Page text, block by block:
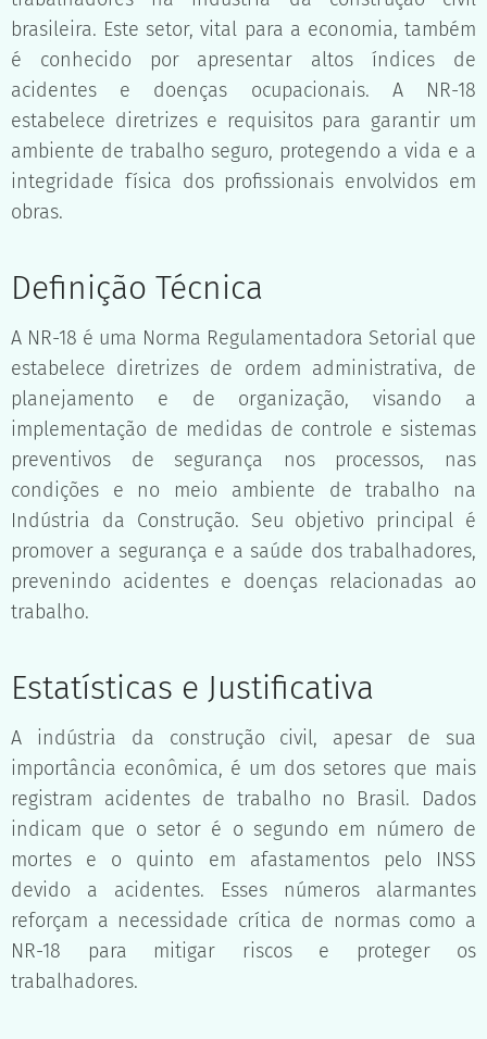
brasileira. Este setor, vital para a economia, também
é conhecido por apresentar altos índices de
acidentes e doenças ocupacionais. A NR-18
estabelece diretrizes e requisitos para garantir um
ambiente de trabalho seguro, protegendo a vida e a
integridade física dos profissionais envolvidos em
obras.
Definição Técnica
A NR-18 é uma Norma Regulamentadora Setorial que
estabelece diretrizes de ordem administrativa, de
planejamento e de organização, visando a
implementação de medidas de controle e sistemas
preventivos de segurança nos processos, nas
condições e no meio ambiente de trabalho na
Indústria da Construção. Seu objetivo principal é
promover a segurança e a saúde dos trabalhadores,
prevenindo acidentes e doenças relacionadas ao
trabalho.
Estatísticas e Justificativa
A indústria da construção civil, apesar de sua
importância econômica, é um dos setores que mais
registram acidentes de trabalho no Brasil. Dados
indicam que o setor é o segundo em número de
mortes e o quinto em afastamentos pelo INSS
devido a acidentes. Esses números alarmantes
reforçam a necessidade crítica de normas como a
NR-18 para mitigar riscos e proteger os
trabalhadores.